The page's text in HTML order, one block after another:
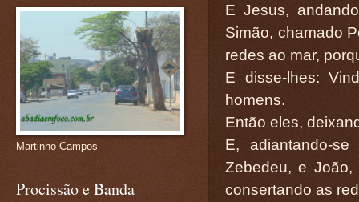
E Jesus,
Simão, chamado
redes ao mar,
E disse-lhes:
homens.
Então eles,
E, adiantando-
Zebedeu, e
consertando as
Martinho Campos
Procissão e Banda